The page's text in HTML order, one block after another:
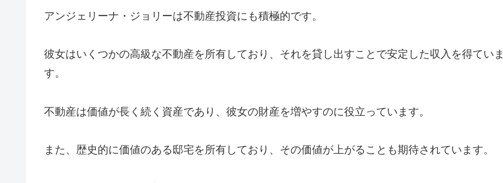
アンジェリーナ・ジョリーは不動産投資にも積極的です。
彼女はいくつかの高級な不動産を所有しており、それを貸し出すことで安定した収入を得ていま
す。
不動産は価値が長く続く資産であり、彼女の財産を増やすのに役立っています。
また、歴史的に価値のある邸宅を所有しており、その価値が上がることも期待されています。